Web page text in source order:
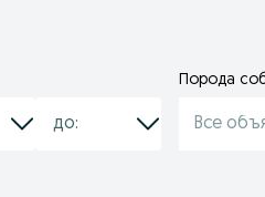
Порода
Все